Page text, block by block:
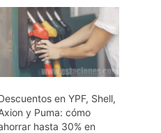
en YPF, Shell,
y Puma: cómo
hasta 30% en